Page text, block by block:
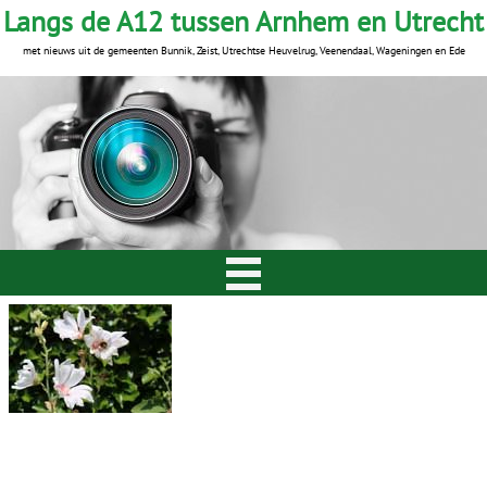
Langs de A12 tussen Arnhem en Utrecht
met nieuws uit de gemeenten Bunnik, Zeist, Utrechtse Heuvelrug, Veenendaal, Wageningen en Ede